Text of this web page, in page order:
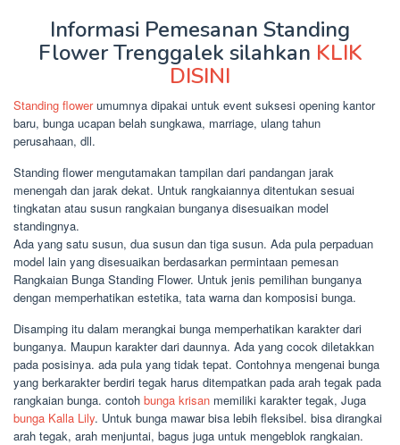
Informasi Pemesanan Standing
Flower Trenggalek silahkan KLIK
DISINI
Standing flowerumumnya dipakai untuk event suksesi opening kantor
baru, bunga ucapan belah sungkawa, marriage, ulang tahun
perusahaan, dll.
Standing flower mengutamakan tampilan dari pandangan jarak
menengah dan jarak dekat. Untuk rangkaiannya ditentukan sesuai
tingkatan atau susun rangkaian bunganya disesuaikan model
standingnya.
Ada yang satu susun, dua susun dan tiga susun. Ada pula perpaduan
model lain yang disesuaikan berdasarkan permintaan pemesan
Rangkaian Bunga Standing Flower. Untuk jenis pemilihan bunganya
dengan memperhatikan estetika, tata warna dan komposisi bunga.
Disamping itu dalam merangkai bunga memperhatikan karakter dari
bunganya. Maupun karakter dari daunnya. Ada yang cocok diletakkan
pada posisinya. ada pula yang tidak tepat. Contohnya mengenai bunga
yang berkarakter berdiri tegak harus ditempatkan pada arah tegak pada
rangkaian bunga. contoh bunga krisan memiliki karakter tegak, Juga
bunga Kalla Lily. Untuk bunga mawar bisa lebih fleksibel. bisa dirangkai
arah tegak, arah menjuntai, bagus juga untuk mengeblok rangkaian.